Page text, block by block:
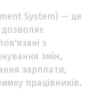
System) — це
з
змін,
зарплати,
працівників.